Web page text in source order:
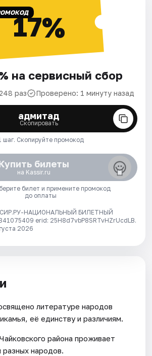
17%
на сервисный сбор
раз Проверено: 1 минуту назад
адмитад
Скопировать
шаг. Скопируйте промокод
билеты
на Kassir.ru
билет и примените промокод
до оплаты
НАЦИОНАЛЬНЫЙ БИЛЕТНЫЙ
erid: 25H8d7vbP8SRTvHZrUcdLB.
2026
литературе народов
её единству и различиям.
района проживает
народов.